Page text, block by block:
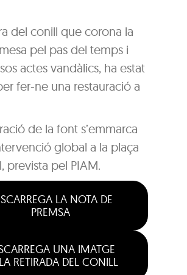
del conill que corona la
pel pas del temps i
actes vandàlics, ha estat
fer-ne una restauració a
de la font s’emmarca
global a la plaça
prevista pel PIAM.
LA NOTA DE
PREMSA
UNA IMATGE
RETIRADA DEL CONILL